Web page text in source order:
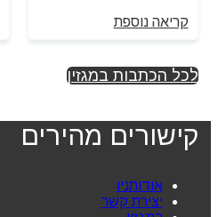
קריאה נוספת
לכל הכתבות במגזין
קישורים מהירים
אודותניו
יצירת קשר